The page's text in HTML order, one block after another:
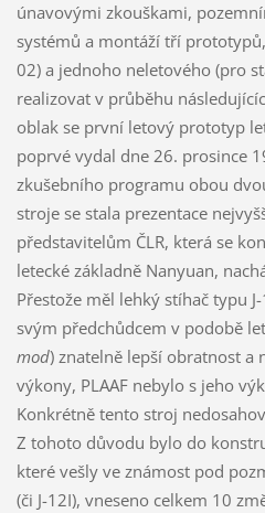
únavovými zkouškami,
systémů a montáží tří
02) a jednoho neletového (pro
realizovat v průběhu
oblak se první letový prototyp
poprvé vydal dne 26. prosince
zkušebního programu obou
stroje se stala prezentace
představitelům ČLR, která se
letecké základně Nanyuan,
Přestože měl lehký stíhač typu
svým předchůdcem v podobě
mod) znatelně lepší obratnost a
výkony, PLAAF nebylo s jeho
Konkrétně tento stroj
Z tohoto důvodu bylo do
které vešly ve známost pod
(či J-12I), vneseno celkem 10